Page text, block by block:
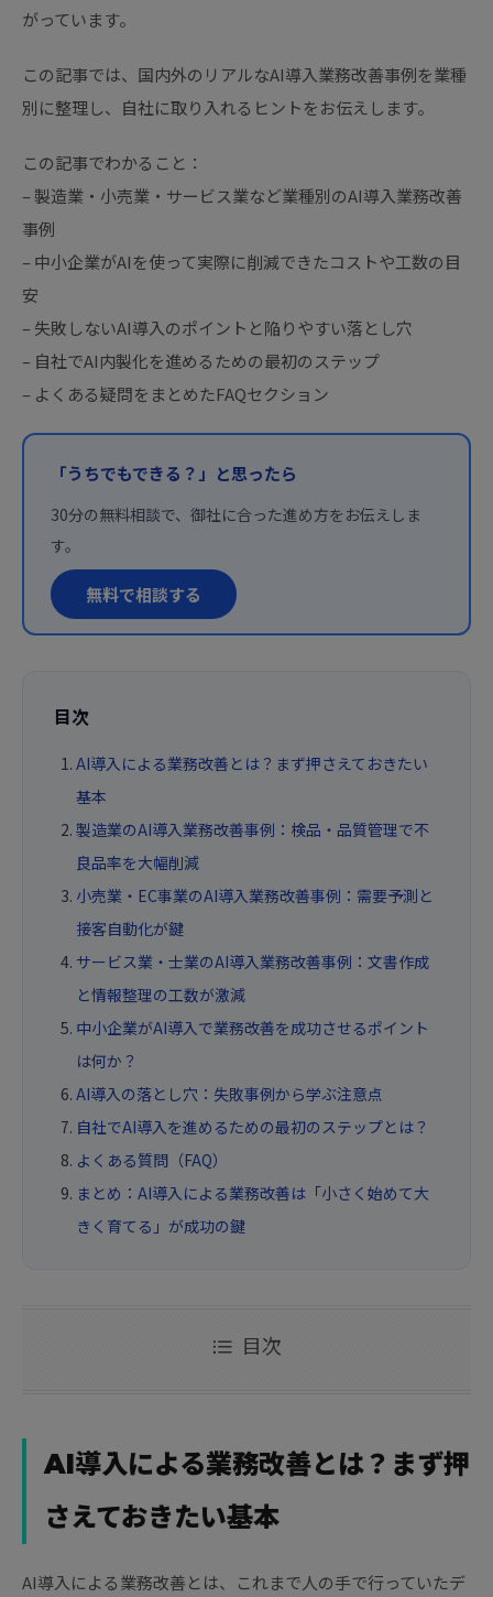
がっています。
この記事では、国内外のリアルなAI導入業務改善事例を業種
別に整理し、自社に取り入れるヒントをお伝えします。
この記事でわかること：
– 製造業・小売業・サービス業など業種別のAI導入業務改善
事例
– 中小企業がAIを使って実際に削減できたコストや工数の目
安
– 失敗しないAI導入のポイントと陥りやすい落とし穴
– 自社でAI内製化を進めるための最初のステップ
– よくある疑問をまとめたFAQセクション
「うちでもできる？」と思ったら
30分の無料相談で、御社に合った進め方をお伝えしま
す。
無料で相談する
目次
AI導入による業務改善とは？まず押さえておきたい
基本
製造業のAI導入業務改善事例：検品・品質管理で不
良品率を大幅削減
小売業・EC事業のAI導入業務改善事例：需要予測と
接客自動化が鍵
サービス業・士業のAI導入業務改善事例：文書作成
と情報整理の工数が激減
中小企業がAI導入で業務改善を成功させるポイント
は何か？
AI導入の落とし穴：失敗事例から学ぶ注意点
自社でAI導入を進めるための最初のステップとは？
よくある質問（FAQ）
まとめ：AI導入による業務改善は「小さく始めて大
きく育てる」が成功の鍵
目次
AI導入による業務改善とは？まず押
さえておきたい基本
AI導入による業務改善とは、これまで人の手で行っていたデ